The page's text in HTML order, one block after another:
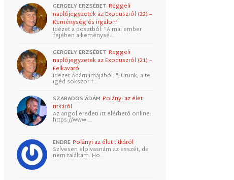
GERGELY ERZSÉBET Reggeli
naplójegyzetek az Exoduszról (22) –
Keménység és irgalom
Idézet a posztból: "A mai ember
fejében a keménysé…
GERGELY ERZSÉBET Reggeli
naplójegyzetek az Exoduszról (21) –
Felkavaró
Idézet Ádám imájából: "„Urunk, a te
igéd sokszor f…
SZABADOS ÁDÁM Polányi az élet
titkáról
Az angol eredeti itt elérhető online:
https://www.…
ENDRE Polányi az élet titkáról
Szívesen elolvasnám az esszét, de
nem találtam. Ho…